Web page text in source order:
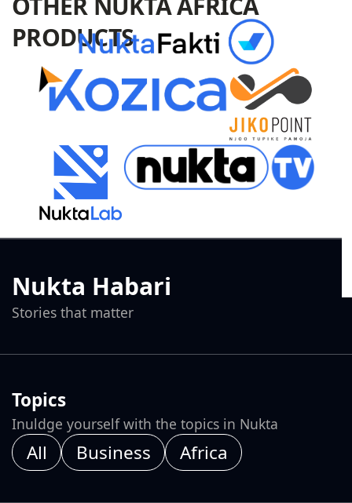
PRODUCTS
Nukta Habari
Stories that matter
Topics
Inuldge yourself with the topics in Nukta
All Business Africa